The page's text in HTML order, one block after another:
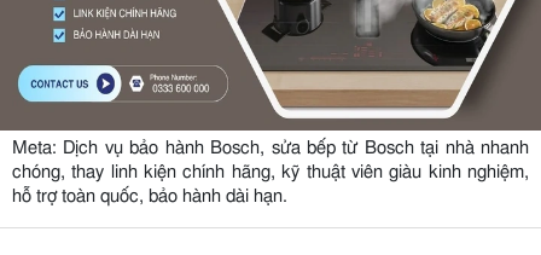
Meta: Dịch vụ bảo hành Bosch, sửa bếp từ Bosch tại nhà nhanh
chóng, thay linh kiện chính hãng, kỹ thuật viên giàu kinh nghiệm,
hỗ trợ toàn quốc, bảo hành dài hạn.